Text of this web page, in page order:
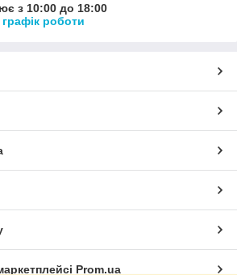
з 10:00 до 18:00
роботи
Prom.ua